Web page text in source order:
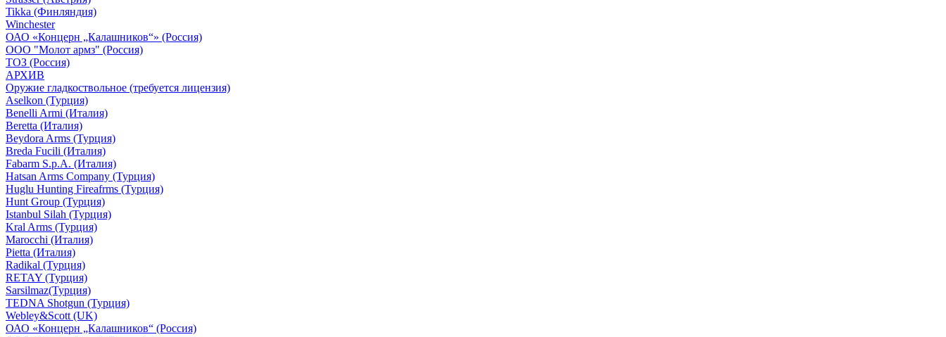
Tikka (Финляндия)
Winchester
ОАО «Концерн „Калашников“» (Россия)
ООО "Молот армз" (Россия)
ТОЗ (Россия)
АРХИВ
Оружие гладкоствольное (требуется лицензия)
Aselkon (Турция)
Benelli Armi (Италия)
Beretta (Италия)
Beydora Arms (Турция)
Breda Fucili (Италия)
Fabarm S.p.A. (Италия)
Hatsan Arms Company (Турция)
Huglu Hunting Fireafrms (Турция)
Hunt Group (Турция)
Istanbul Silah (Турция)
Kral Arms (Турция)
Marocchi (Италия)
Pietta (Италия)
Radikal (Турция)
RETAY (Турция)
Sarsilmaz(Турция)
TEDNA Shotgun (Турция)
Webley&Scott (UK)
ОАО «Концерн „Калашников“ (Россия)